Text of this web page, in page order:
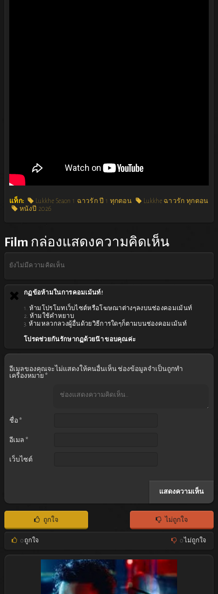
แท็ก: Lukkhe Seaon 1 ฉาวรัก ปี 1 ทุกตอน
Lukkhe ฉาวรัก ทุกตอน
หนังปี 2026
Film กล่องแสดงความคิดเห็น
ยังไม่มีความคิดเห็น
กฏข้อห้ามในการคอมเม้นท์!
1. ห้ามโปรโมทเว็บไซต์หรือโฆษณาต่างๆลงบนช่องคอมเม้นท์
2. ห้ามใช้คำหยาบ
3. ห้ามหลวกลวงผู้อื่นด้วยวิธีการใดๆก็ตามบนช่องคอมเม้นท์
โปรดช่วยกันรักษากฏด้วยน๊า ขอบคุณค่ะ
อีเมลของคุณจะไม่แสดงให้คนอื่นเห็น ช่องข้อมูลจำเป็นถูกทำ
เครื่องหมาย *
ชื่อ *
อีเมล *
เว็บไซต์
ถูกใจ ไม่ถูกใจ
0ถูกใจ 0ไม่ถูกใจ